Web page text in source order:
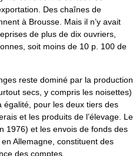
Des chaînes de
à Brousse. Mais il n’y avait
de plus de dix ouvriers,
soit moins de 10 p. 100 de
reste dominé par la production
secs, y compris les noisettes)
pour les deux tiers des
et les produits de l’élevage. Le
1976) et les envois de fonds des
Allemagne, constituent des
des comptes.